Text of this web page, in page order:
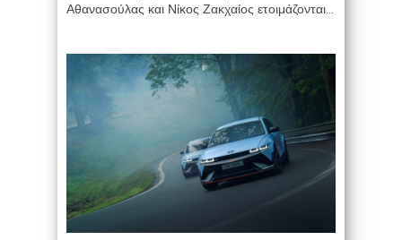
Αθανασούλας και Νίκος Ζακχαίος ετοιμάζονται...